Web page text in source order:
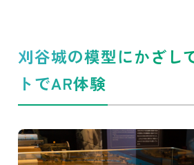
刈谷城の模型にかざし
トでAR体験